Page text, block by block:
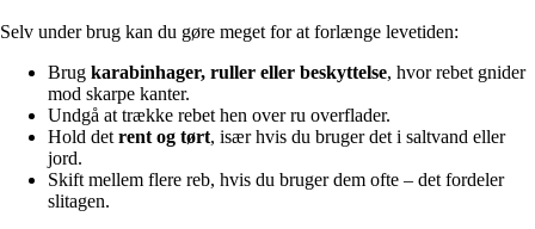
Selv under brug kan du gøre meget for at forlænge levetiden:
Brug karabinhager, ruller eller beskyttelse, hvor rebet gnider
mod skarpe kanter.
Undgå at trække rebet hen over ru overflader.
Hold det rent og tørt, især hvis du bruger det i saltvand eller
jord.
Skift mellem flere reb, hvis du bruger dem ofte – det fordeler
slitagen.